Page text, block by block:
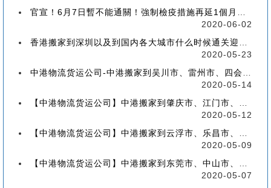
官宣！6月7日暫不能通關！強制檢疫措施再延1個月！【香港到深圳搬屋搬家又要延长了】
2020-06-02
香港搬家到深圳以及到国内各大城市什么时候通关迎来好消息
2020-05-23
中港物流货运公司-中港搬家到吴川市、雷州市、四会市、台山市收费标准+流程价格
2020-05-14
【中港物流货运公司】中港搬家到肇庆市、江门市、茂名市、惠州市收费标准+流程价格
2020-05-12
【中港物流货运公司】中港搬家到云浮市、乐昌市、南雄市、廉江市收费标准+流程价格
2020-05-09
【中港物流货运公司】中港搬家到东莞市、中山市、潮州市、揭阳市收费标准+流程价格
2020-05-07